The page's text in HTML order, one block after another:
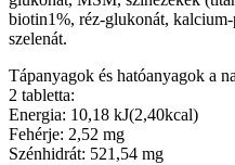
biotin1%, réz-glukonát,
szelenát.
Tápanyagok és hatóanyagok a
2 tabletta:
Energia: 10,18 kJ(2,40kcal)
Fehérje: 2,52 mg
Szénhidrát: 521,54 mg